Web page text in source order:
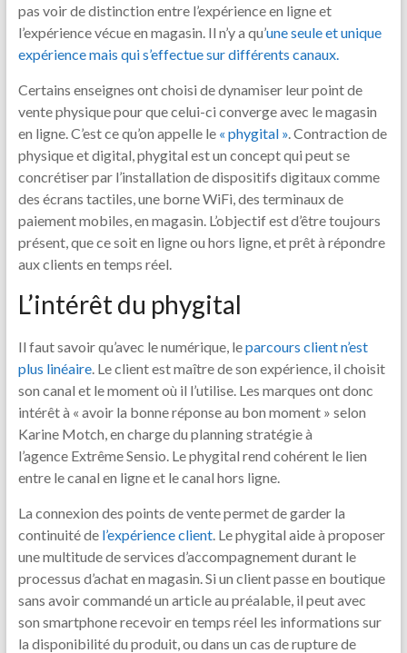
pas voir de distinction entre l’expérience en ligne et
l’expérience vécue en magasin. Il n’y a qu’une seule et unique
expérience mais qui s’effectue sur différents canaux.
Certains enseignes ont choisi de dynamiser leur point de
vente physique pour que celui-ci converge avec le magasin
en ligne. C’est ce qu’on appelle le « phygital ». Contraction de
physique et digital, phygital est un concept qui peut se
concrétiser par l’installation de dispositifs digitaux comme
des écrans tactiles, une borne Wi­Fi, des terminaux de
paiement mobiles, en magasin. L’objectif est d’être toujours
présent, que ce soit en ligne ou hors ligne, et prêt à répondre
aux clients en temps réel.
L’intérêt du phygital
Il faut savoir qu’avec le numérique, leparcours client n’est
plus linéaire. Le client est maître de son expérience, il choisit
son canal et le moment où il l’utilise. Les marques ont donc
intérêt à « avoir la bonne réponse au bon moment » selon
Karine Motch, en charge du planning stratégie à
l’agence Extrême Sensio. Le phygital rend cohérent le lien
entre le canal en ligne et le canal hors ligne.
La connexion des points de vente permet de garder la
continuité de l’expérience client. Le phygital aide à proposer
une multitude de services d’accompagnement durant le
processus d’achat en magasin. Si un client passe en boutique
sans avoir commandé un article au préalable, il peut avec
son smartphone recevoir en temps réel les informations sur
la disponibilité du produit, ou dans un cas de rupture de